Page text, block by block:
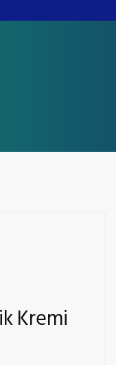
Kremi